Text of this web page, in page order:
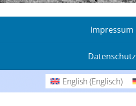
Impressum
Datenschutz
English (Englisch)